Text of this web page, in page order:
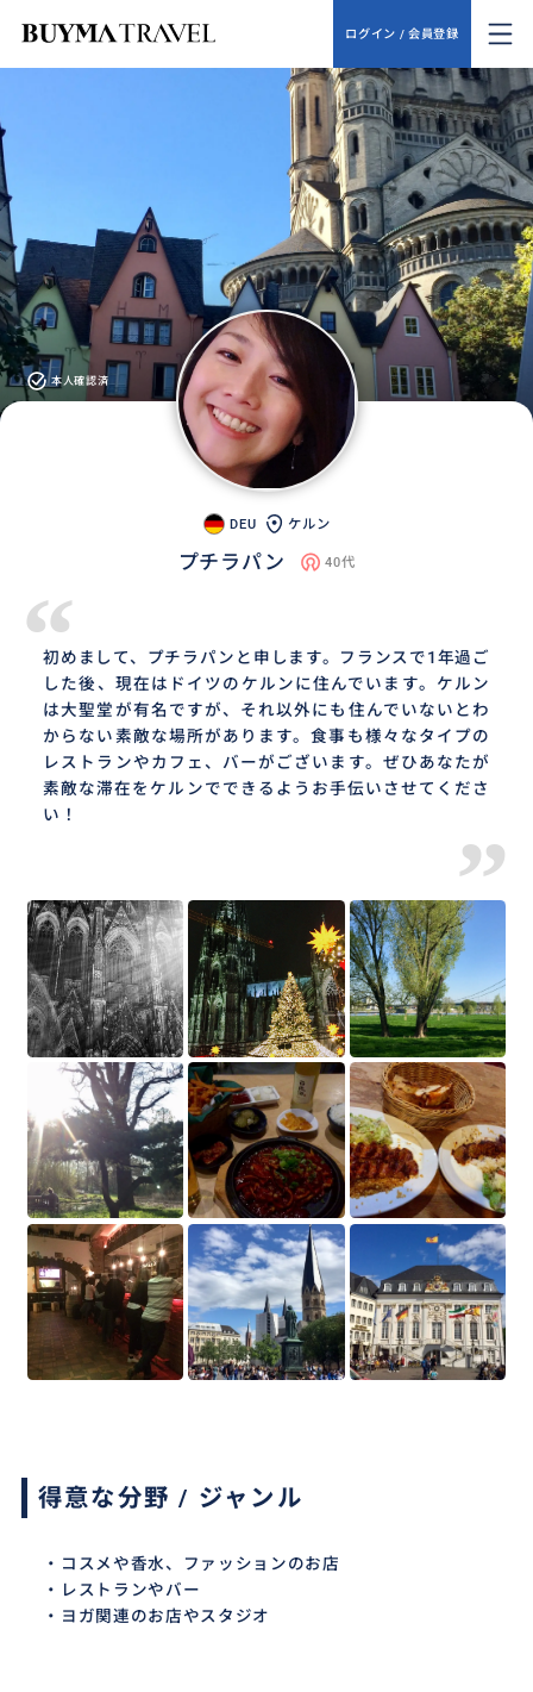
ログイン / 会員登録
本人確認済
DEU ケルン
プチラパン 40代
“
初めまして、プチラパンと申します。フランスで1年過ご
した後、現在はドイツのケルンに住んでいます。ケルン
は大聖堂が有名ですが、それ以外にも住んでいないとわ
からない素敵な場所があります。食事も様々なタイプの
レストランやカフェ、バーがございます。ぜひあなたが
素敵な滞在をケルンでできるようお手伝いさせてくださ
い！
”
得意な分野 / ジャンル
・コスメや香水、ファッションのお店
・レストランやバー
・ヨガ関連のお店やスタジオ